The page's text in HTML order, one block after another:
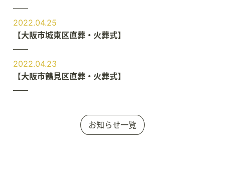
2022.04.25
【大阪市城東区直葬・火葬式】
2022.04.23
【大阪市鶴見区直葬・火葬式】
お知らせ一覧